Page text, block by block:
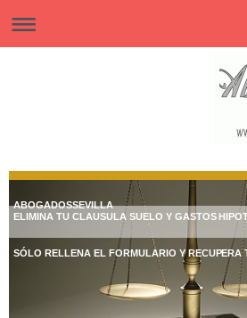
ABOGADOSSEVILLA
ELIMINA TU CLAUSULA SUELO Y GASTOS
SÓLO RELLENA EL FORMULARIO Y RECUPERA